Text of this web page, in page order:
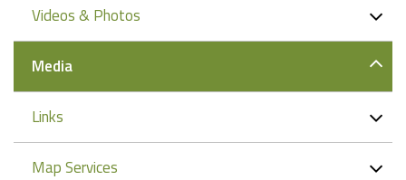
Videos & Photos
Media
Links
Map Services